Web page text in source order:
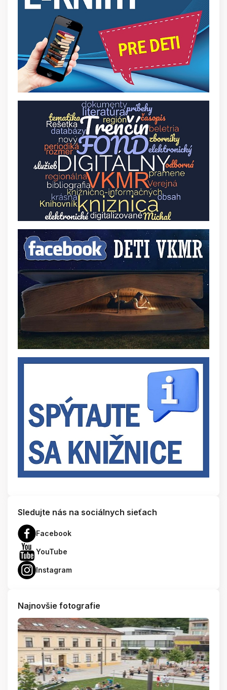
Sledujte nás na sociálnych sieťach
Facebook
YouTube
Instagram
Najnovšie fotografie